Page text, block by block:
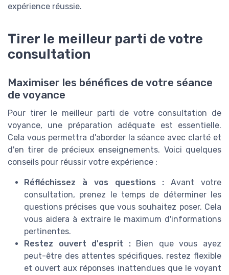
expérience réussie.
Tirer le meilleur parti de votre
consultation
Maximiser les bénéfices de votre séance
de voyance
Pour tirer le meilleur parti de votre consultation de
voyance, une préparation adéquate est essentielle.
Cela vous permettra d'aborder la séance avec clarté et
d'en tirer de précieux enseignements. Voici quelques
conseils pour réussir votre expérience :
Réfléchissez à vos questions : Avant votre
consultation, prenez le temps de déterminer les
questions précises que vous souhaitez poser. Cela
vous aidera à extraire le maximum d'informations
pertinentes.
Restez ouvert d'esprit :Bien que vous ayez
peut-être des attentes spécifiques, restez flexible
et ouvert aux réponses inattendues que le voyant